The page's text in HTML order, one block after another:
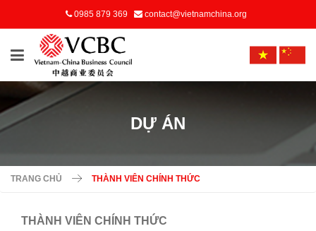
0985 879 369 contact@vietnamchina.org
DỰ ÁN
TRANG CHỦ THÀNH VIÊN CHÍNH THỨC
THÀNH VIÊN CHÍNH THỨC